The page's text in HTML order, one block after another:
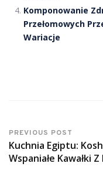
Komponowanie
Przełomowych
Wariacje
PREVIOUS POST
Kuchnia Egiptu:
Wspaniałe Kawałki